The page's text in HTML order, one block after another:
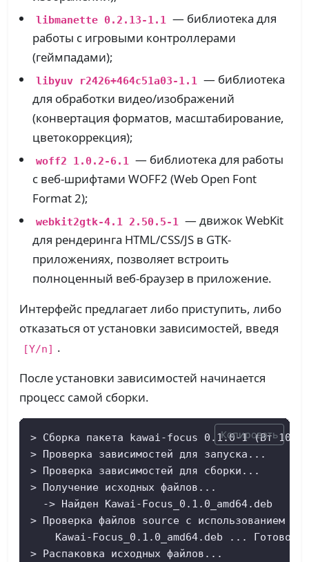
libmanette 0.2.13-1.1
— библиотека для
работы с игровыми контроллерами
(геймпадами);
libyuv r2426+464c51a03-1.1
— библиотека
для обработки видео/изображений
(конвертация форматов, масштабирование,
цветокоррекция);
woff2 1.0.2-6.1
— библиотека для работы
с веб-шрифтами WOFF2 (Web Open Font
Format 2);
webkit2gtk-4.1 2.50.5-1
— движок WebKit
для рендеринга HTML/CSS/JS в GTK-
приложениях, позволяет встроить
полноценный веб-браузер в приложение.
Интерфейс предлагает либо приступить, либо
отказаться от установки зависимостей, введя
[Y/n] .
После установки зависимостей начинается
процесс самой сборки.
> Сборка пакета kawai-focus 0.1.0-1 (Вт 10
> Проверка зависимостей для запуска...
> Проверка зависимостей для сборки...
> Получение исходных файлов...
  -> Найден Kawai-Focus_0.1.0_amd64.deb
> Проверка файлов source с использованием
    Kawai-Focus_0.1.0_amd64.deb ... Готово
> Распаковка исходных файлов...
Копировать